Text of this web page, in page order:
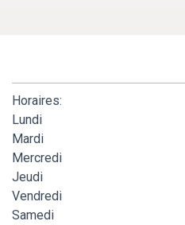
Horaires:
Lundi
Mardi
Mercredi
Jeudi
Vendredi
Samedi